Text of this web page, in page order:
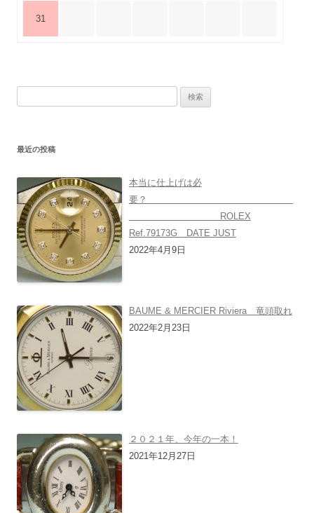
31
最近の投稿
本当に仕上げは必
要？
ROLEX
Ref.79173G DATE JUST
2022年4月9日
BAUME & MERCIER Riviera 竜頭取れ
2022年2月23日
２０２１年、今年の一本！
2021年12月27日